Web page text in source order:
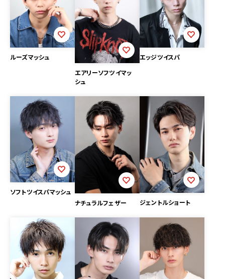
ルーズマッシュ
エアリーソフツイマッ
シュ
エッジツイスパ
ソフトツイスパマッシュ
ナチュラルフェザー
ジェントルショート